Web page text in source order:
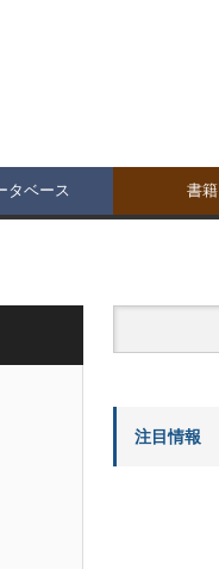
タベース 書籍
注目情報